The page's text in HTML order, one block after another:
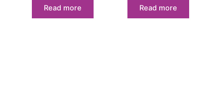
Read more
Read more